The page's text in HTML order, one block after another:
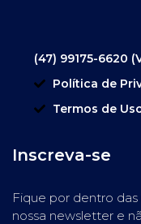
(47) 99175-6620
Política de
Termos de
Inscreva-se
Fique por dentro
nossa newsletter e